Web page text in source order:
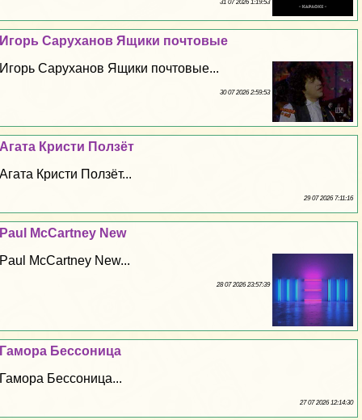
31 07 2026 1:19:53
Игорь Саруханов Ящики почтовые
Игорь Саруханов Ящики почтовые...
30 07 2026 2:59:53
Агата Кристи Ползёт
Агата Кристи Ползёт...
29 07 2026 7:11:16
Paul McCartney New
Paul McCartney New...
28 07 2026 23:57:39
Гамора Бессоница
Гамора Бессоница...
27 07 2026 12:14:30